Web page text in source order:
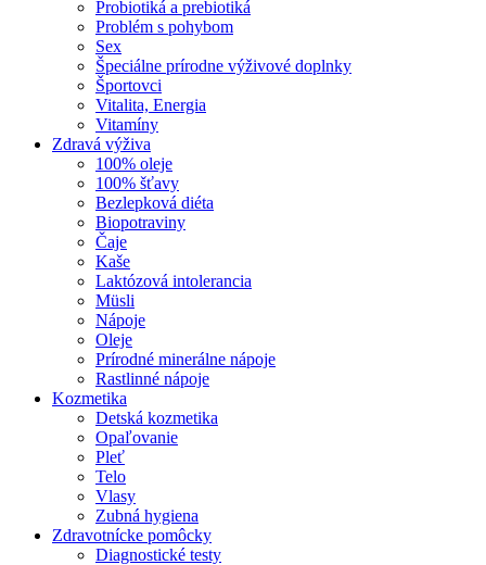
Probiotiká a prebiotiká
Problém s pohybom
Sex
Špeciálne prírodne výživové doplnky
Športovci
Vitalita, Energia
Vitamíny
Zdravá výživa
100% oleje
100% šťavy
Bezlepková diéta
Biopotraviny
Čaje
Kaše
Laktózová intolerancia
Müsli
Nápoje
Oleje
Prírodné minerálne nápoje
Rastlinné nápoje
Kozmetika
Detská kozmetika
Opaľovanie
Pleť
Telo
Vlasy
Zubná hygiena
Zdravotnícke pomôcky
Diagnostické testy